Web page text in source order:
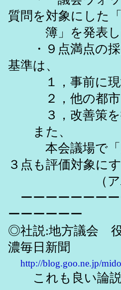
質問を対象にした
簿」を発表し
・９点満点の採
基準は、
１，事前に現場
２，他の都市
３，改善策を
また、
本会議場で「居
３点も評価対象に
（アハ
ーーーーーーーー
ーーーーーー
◎社説:地方議会
濃毎日新聞
http://blog.goo.ne.jp/
これも良い論説